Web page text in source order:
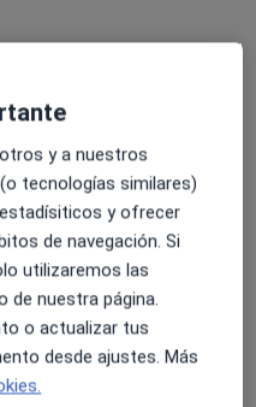
y meniscos
cadera
y a nuestros
tecnologías similares)
y ofrecer
de navegación. Si
utilizaremos las
de nuestra página.
o actualizar tus
desde ajustes. Más